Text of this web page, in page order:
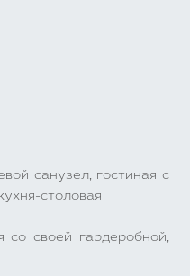
санузел, гостиная с
столовая
со своей гардеробной,